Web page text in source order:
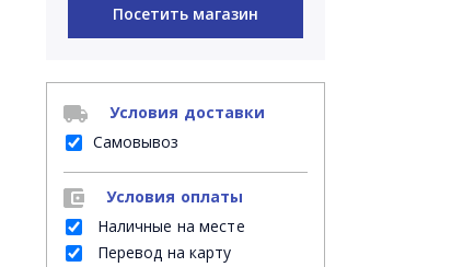
Посетить магазин
Условия доставки
Самовывоз
Условия оплаты
Наличные на месте
Перевод на карту